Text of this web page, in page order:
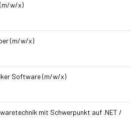
w/x)
(m/w/x)
Software (m/w/x)
mit Schwerpunkt auf .NET /